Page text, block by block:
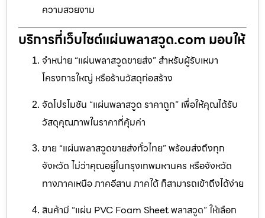
ความสวยงาม
บริการที่เว็บไซต์แผ่นพลาสวูด.com มอบให้
จำหน่าย “แผ่นพลาสวูดขายส่ง” สำหรับผู้รับเหมา
โครงการใหญ่ หรือร้านวัสดุก่อสร้าง
จัดโปรโมชัน “แผ่นพลาสวูด ราคาถูก” เพื่อให้คุณได้รับ
วัสดุคุณภาพในราคาที่คุ้มค่า
ขาย “แผ่นพลาสวูดขายส่งทั่วไทย” พร้อมส่งถึงทุก
จังหวัด ไม่ว่าคุณอยู่ในกรุงเทพมหานคร หรือจังหวัด
ทางภาคเหนือ ภาคอีสาน ภาคใต้ ก็สามารถเข้าถึงได้ง่าย
สินค้ามี “แผ่น PVC Foam Sheet พลาสวูด” ให้เลือก